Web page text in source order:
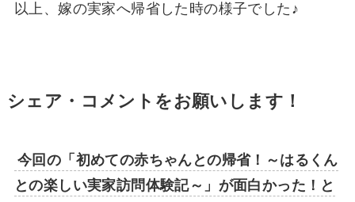
以上、嫁の実家へ帰省した時の様子でした♪
シェア・コメントをお願いします！
今回の「初めての赤ちゃんとの帰省！～はるくん
との楽しい実家訪問体験記～」が面白かった！と